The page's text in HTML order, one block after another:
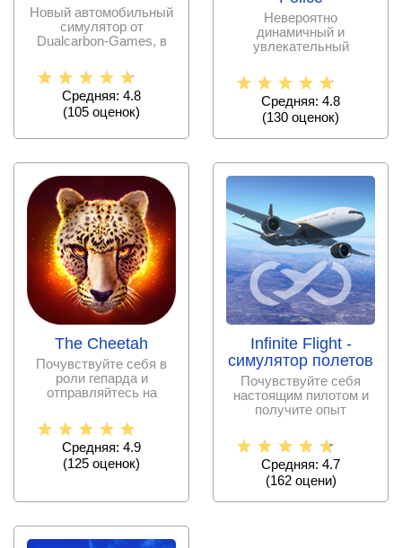
Новый автомобильный
симулятор от
Dualcarbon-Games, в
заезды на
Средняя: 4.8
(105 оценок)
Невероятно
динамичный и
увлекательный
городской среде,
которая
Средняя: 4.8
(130 оценок)
The Cheetah
Почувствуйте себя в
роли гепарда и
отправляйтесь на
обширных саванн.
Средняя: 4.9
(125 оценок)
Infinite Flight -
симулятор полетов
Почувствуйте себя
настоящим пилотом и
получите опыт
разнообразными
Средняя: 4.7
(162оцени)